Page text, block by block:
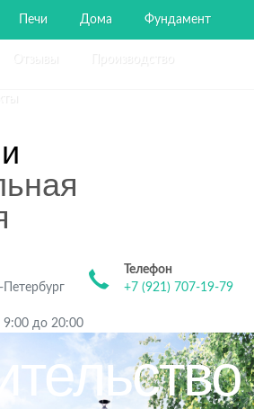
Печи Дома Фундамент
Телефон
+7 (921) 707-19-79
9:00 до 20:00